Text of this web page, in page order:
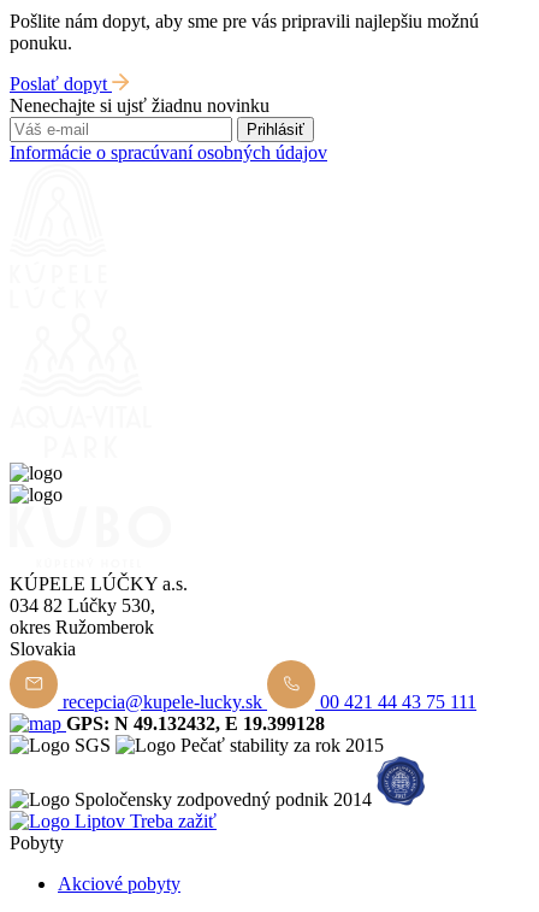
Pošlite nám dopyt, aby sme pre vás pripravili najlepšiu možnú
ponuku.
Poslať dopyt
Nenechajte si ujsť žiadnu novinku
Prihlásiť
Informácie o spracúvaní osobných údajov
KÚPELE LÚČKY a.s.
034 82 Lúčky 530,
okres Ružomberok
Slovakia
recepcia@kupele-lucky.sk
00 421 44 43 75 111
GPS: N 49.132432, E 19.399128
Pobyty
Akciové pobyty